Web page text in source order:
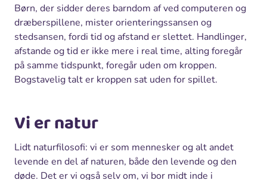
Børn, der sidder deres barndom af ved computeren og
dræberspillene, mister orienteringssansen og
stedsansen, fordi tid og afstand er slettet. Handlinger,
afstande og tid er ikke mere i real time, alting foregår
på samme tidspunkt, foregår uden om kroppen.
Bogstavelig talt er kroppen sat uden for spillet.
Vi er natur
Lidt naturfilosofi: vi er som mennesker og alt andet
levende en del af naturen, både den levende og den
døde. Det er vi også selv om, vi bor midt inde i